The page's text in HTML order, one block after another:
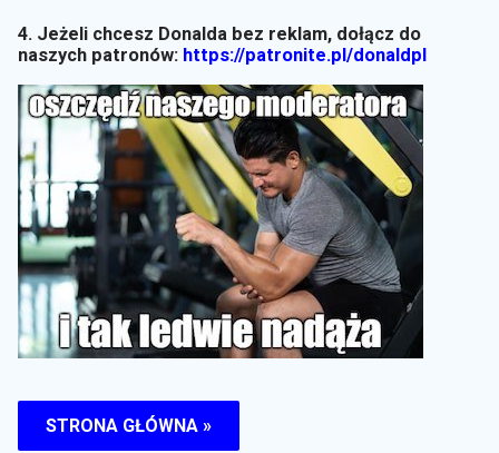
4. Jeżeli chcesz Donalda bez reklam, dołącz do
naszych patronów: https://patronite.pl/donaldpl
STRONA GŁÓWNA »